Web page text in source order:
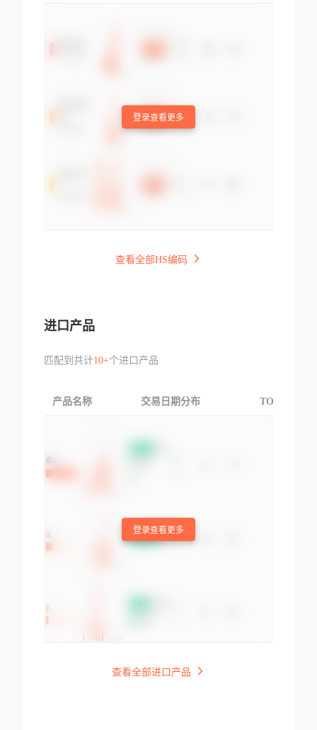
登录查看更多
查看全部HS编码
进口产品
匹配到共计10+个进口产品
产品名称 交易日期分布 TOP3交易国
登录查看更多
查看全部进口产品